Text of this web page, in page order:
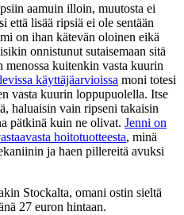
aamuin illoin, muutosta ei
että lisää ripsiä ei ole sentään
on ihan kätevän oloinen eikä
onnistunut sutaisemaan sitä
kuitenkin vasta kuurin
käyttäjäarvioissa moni totesi
vasta kuurin loppupuolella. Itse
haluaisin vain ripseni takaisin
pätkinä kuin ne olivat. Jenni on
hoitotuotteesta, minä
ja haen pillereitä avuksi
Stockalta, omani ostin sieltä
27 euron hintaan.